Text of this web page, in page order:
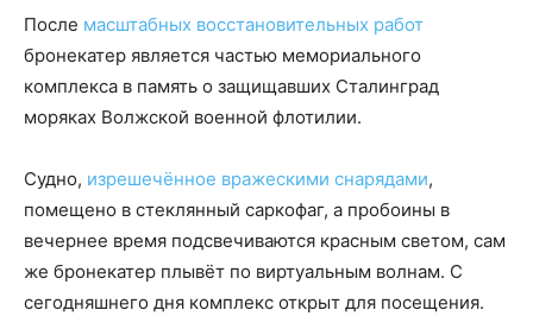
После масштабных восстановительных работ
бронекатер является частью мемориального
комплекса в память о защищавших Сталинград
моряках Волжской военной флотилии.
Судно, изрешечённое вражескими снарядами,
помещено в стеклянный саркофаг, а пробоины в
вечернее время подсвечиваются красным светом, сам
же бронекатер плывёт по виртуальным волнам. С
сегодняшнего дня комплекс открыт для посещения.